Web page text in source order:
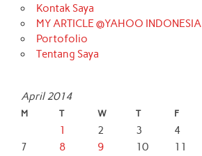
Kontak Saya
MY ARTICLE @YAHOO INDONESIA
Portofolio
Tentang Saya
April 2014
M T W T F
1 2 3 4
7
8 9 10 11